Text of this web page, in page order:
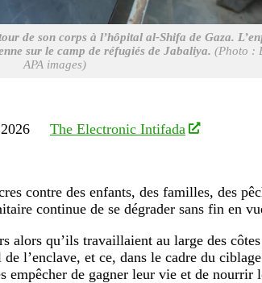
de son corps à l’hôpital al-Shifa de Gaza.
sur le camp de réfugiés de Jabaliya. (Photo :
APA images)
The Electronic Intifada
contre des enfants, des familles, des
continue de se dégrader sans fin en
alors qu’ils travaillaient au large des
l’enclave, et ce, dans le cadre du
empêcher de gagner leur vie et de nourrir